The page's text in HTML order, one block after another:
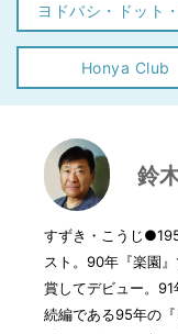
ヨドバシ・ドット
Honya Club
鈴
すずき・こうじ
スト。90年『楽園
賞してデビュー。
続編である95年の『